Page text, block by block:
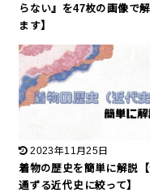
らない』を47枚の画像で
ます】
2023年11月25日
着物の歴史を簡単に解説
通ずる近代史に絞って】